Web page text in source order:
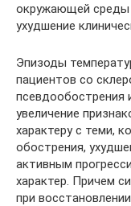
окружающей среды
ухудшение
Эпизоды
пациентов со
псевдообострения
увеличение
характеру с теми,
обострения,
активным
характер. Причем
при